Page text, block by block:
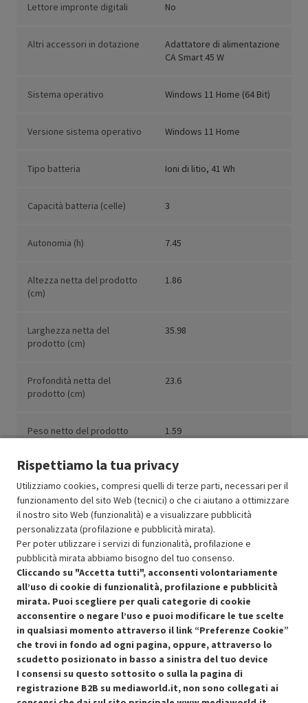
Lettore impronte digitali No
Altri accessori in dotazione
Adattatore di alimentazione
CA Smart 45 W
Sistema operativo Windows 11 Home (64 Bit)
Versione sistema operativo Windows 11 Home
Tipo batteria Ioni di litio, 41 Wh
Capacità batteria (celle) 3
Autonomia (h) 7.45
Altezza netta del prodotto
(cm)
1.86
Larghezza netta del
prodotto (cm)
35.98
Profondità netta del
prodotto (cm)
23.6
Peso netto del prodotto
1.59
Resi e garanzie
Stato prodotti
Condizioni generali di vendita Recedere dal contratto qui
Rispettiamo la tua privacy
Utilizziamo cookies, compresi quelli di terze parti, necessari per il
funzionamento del sito Web (tecnici) o che ci aiutano a ottimizzare
il nostro sito Web (funzionalità) e a visualizzare pubblicità
personalizzata (profilazione e pubblicità mirata).
Per poter utilizzare i servizi di funzionalità, profilazione e
pubblicità mirata abbiamo bisogno del tuo consenso.
Cliccando su "Accetta tutti", acconsenti volontariamente
all’uso di cookie di funzionalità, profilazione e pubblicità
mirata. Puoi scegliere per quali categorie di cookie
acconsentire o negare l’uso e puoi modificare le tue scelte
in qualsiasi momento attraverso il link “Preferenze Cookie”
che trovi in fondo ad ogni pagina, oppure, attraverso lo
scudetto posizionato in basso a sinistra del tuo device
I consensi su questo sottosito o sulla la pagina di
registrazione B2B su mediaworld.it, non sono collegati ai